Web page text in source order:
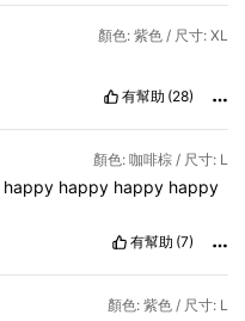
顏色: 紫色 / 尺寸: XL
有幫助 (28)
顏色: 咖啡棕 / 尺寸: L
happy happy happy happy
有幫助 (7)
顏色: 紫色 / 尺寸: L